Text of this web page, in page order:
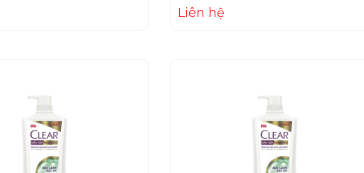
Liên hệ